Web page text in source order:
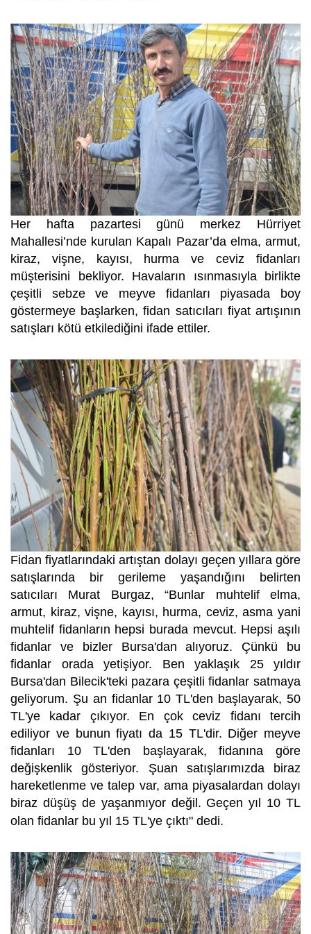
Her hafta pazartesi günü merkez Hürriyet
Mahallesi’nde kurulan Kapalı Pazar’da elma, armut,
kiraz, vişne, kayısı, hurma ve ceviz fidanları
müşterisini bekliyor. Havaların ısınmasıyla birlikte
çeşitli sebze ve meyve fidanları piyasada boy
göstermeye başlarken, fidan satıcıları fiyat artışının
satışları kötü etkilediğini ifade ettiler.
Fidan fiyatlarındaki artıştan dolayı geçen yıllara göre
satışlarında bir gerileme yaşandığını belirten
satıcıları Murat Burgaz, “Bunlar muhtelif elma,
armut, kiraz, vişne, kayısı, hurma, ceviz, asma yani
muhtelif fidanların hepsi burada mevcut. Hepsi aşılı
fidanlar ve bizler Bursa'dan alıyoruz. Çünkü bu
fidanlar orada yetişiyor. Ben yaklaşık 25 yıldır
Bursa'dan Bilecik'teki pazara çeşitli fidanlar satmaya
geliyorum. Şu an fidanlar 10 TL'den başlayarak, 50
TL'ye kadar çıkıyor. En çok ceviz fidanı tercih
ediliyor ve bunun fiyatı da 15 TL'dir. Diğer meyve
fidanları 10 TL'den başlayarak, fidanına göre
değişkenlik gösteriyor. Şuan satışlarımızda biraz
hareketlenme ve talep var, ama piyasalardan dolayı
biraz düşüş de yaşanmıyor değil. Geçen yıl 10 TL
olan fidanlar bu yıl 15 TL'ye çıktı" dedi.